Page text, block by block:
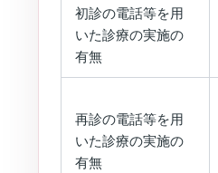
初診の電話等を用
いた診療の実施の
有無
再診の電話等を用
いた診療の実施の
有無